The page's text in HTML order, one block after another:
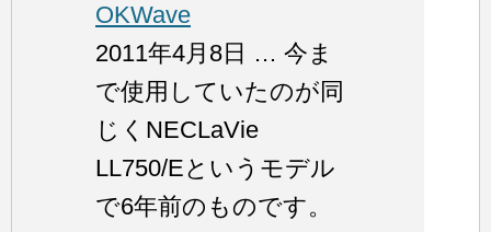
OKWave
2011年4月8日 … 今ま
で使用していたのが同
じくNECLaVie
LL750/Eというモデル
で6年前のものです。